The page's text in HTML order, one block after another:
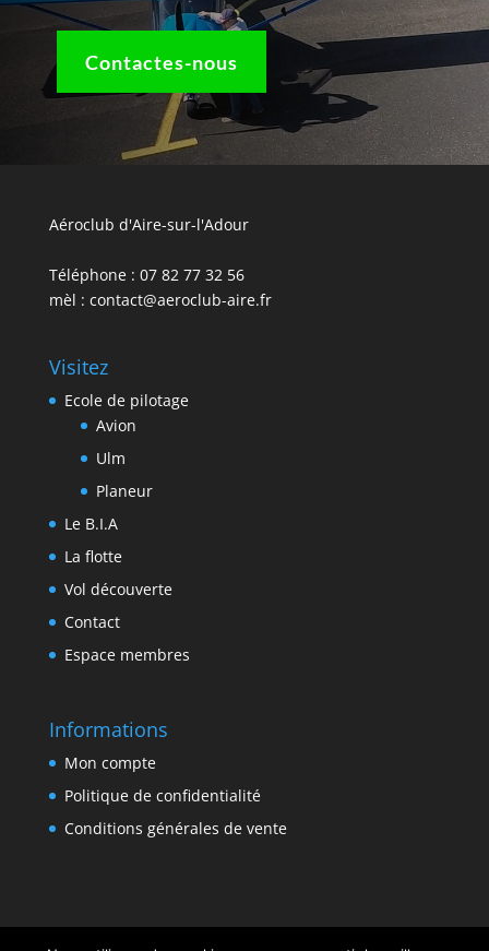
Contactes-nous
Aéroclub d'Aire-sur-l'Adour
Téléphone : 07 82 77 32 56
mèl : contact@aeroclub-aire.fr
Visitez
Ecole de pilotage
Avion
Ulm
Planeur
Le B.I.A
La flotte
Vol découverte
Contact
Espace membres
Informations
Mon compte
Politique de confidentialité
Conditions générales de vente